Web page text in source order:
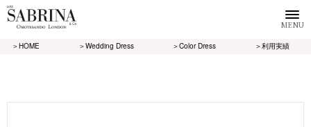
MENU
＞HOME ＞Wedding Dress ＞Color Dress ＞利用実績